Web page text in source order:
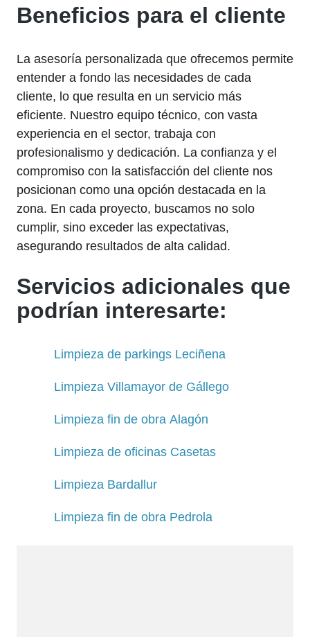
Beneficios para el cliente
La asesoría personalizada que ofrecemos permite
entender a fondo las necesidades de cada
cliente, lo que resulta en un servicio más
eficiente. Nuestro equipo técnico, con vasta
experiencia en el sector, trabaja con
profesionalismo y dedicación. La confianza y el
compromiso con la satisfacción del cliente nos
posicionan como una opción destacada en la
zona. En cada proyecto, buscamos no solo
cumplir, sino exceder las expectativas,
asegurando resultados de alta calidad.
Servicios adicionales que
podrían interesarte:
Limpieza de parkings Leciñena
Limpieza Villamayor de Gállego
Limpieza fin de obra Alagón
Limpieza de oficinas Casetas
Limpieza Bardallur
Limpieza fin de obra Pedrola